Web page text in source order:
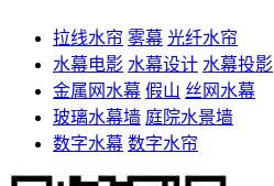
拉线水帘 雾幕 光纤水帘
水幕电影 水幕设计 水幕投影
金属网水幕 假山 丝网水幕
玻璃水幕墙 庭院水景墙
数字水幕 数字水帘